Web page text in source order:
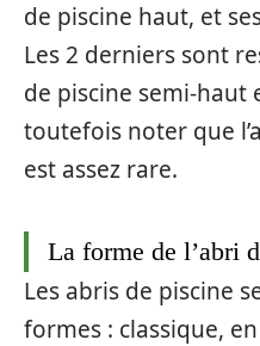
de piscine haut, et
Les 2 derniers sont
de piscine semi-haut
toutefois noter que
est assez rare.
La forme de l’abri
Les abris de piscine
formes : classique,